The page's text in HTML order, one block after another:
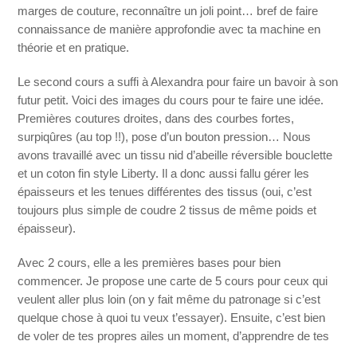
marges de couture, reconnaître un joli point… bref de faire
connaissance de manière approfondie avec ta machine en
théorie et en pratique.
Le second cours a suffi à Alexandra pour faire un bavoir à son
futur petit. Voici des images du cours pour te faire une idée.
Premières coutures droites, dans des courbes fortes,
surpiqûres (au top !!), pose d’un bouton pression… Nous
avons travaillé avec un tissu nid d’abeille réversible bouclette
et un coton fin style Liberty. Il a donc aussi fallu gérer les
épaisseurs et les tenues différentes des tissus (oui, c’est
toujours plus simple de coudre 2 tissus de même poids et
épaisseur).
Avec 2 cours, elle a les premières bases pour bien
commencer. Je propose une carte de 5 cours pour ceux qui
veulent aller plus loin (on y fait même du patronage si c’est
quelque chose à quoi tu veux t’essayer). Ensuite, c’est bien
de voler de tes propres ailes un moment, d’apprendre de tes